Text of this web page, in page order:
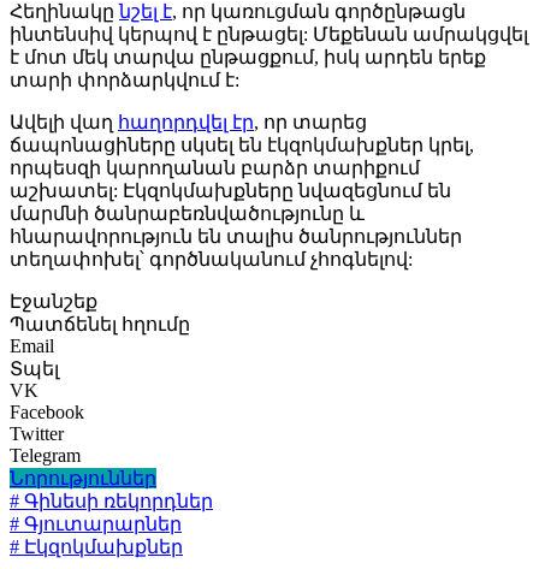
Հեղինակընշել է, որ կառուցման գործընթացն
ինտենսիվ կերպով է ընթացել: Մեքենան ամրակցվել
է մոտ մեկ տարվա ընթացքում, իսկ արդեն երեք
տարի փորձարկվում է:
Ավելի վաղ հաղորդվել էր, որ տարեց
ճապոնացիները սկսել են էկզոկմախքներ կրել,
որպեսզի կարողանան բարձր տարիքում
աշխատել: Էկզոկմախքները նվազեցնում են
մարմնի ծանրաբեռնվածությունը և
հնարավորություն են տալիս ծանրություններ
տեղափոխել՝ գործնականում չհոգնելով:
Էջանշեք
Պատճենել հղումը
Email
Տպել
VK
Facebook
Twitter
Telegram
Նորություններ
# Գինեսի ռեկորդներ
# Գյուտարարներ
# Էկզոկմախքներ